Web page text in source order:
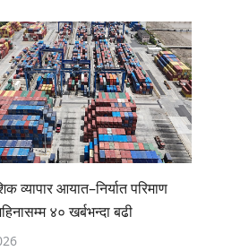
व्यापार आयात–निर्यात परिमाण
४० खर्बभन्दा बढी